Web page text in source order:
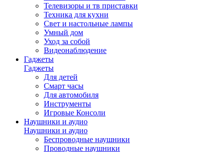
Телевизоры и тв приставки
Техника для кухни
Свет и настольные лампы
Умный дом
Уход за собой
Видеонаблюдение
Гаджеты
Гаджеты
Для детей
Смарт часы
Для автомобиля
Инструменты
Игровые Консоли
Наушники и аудио
Наушники и аудио
Беспроводные наушники
Проводные наушники